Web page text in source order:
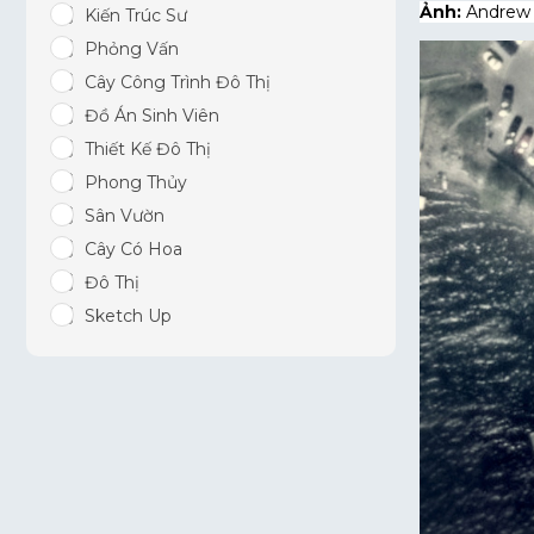
Kiến Trúc Sư
Phỏng Vấn
Cây Công Trình Đô Thị
Đồ Án Sinh Viên
Thiết Kế Đô Thị
Phong Thủy
Sân Vườn
Cây Có Hoa
Đô Thị
Sketch Up
Ảnh: